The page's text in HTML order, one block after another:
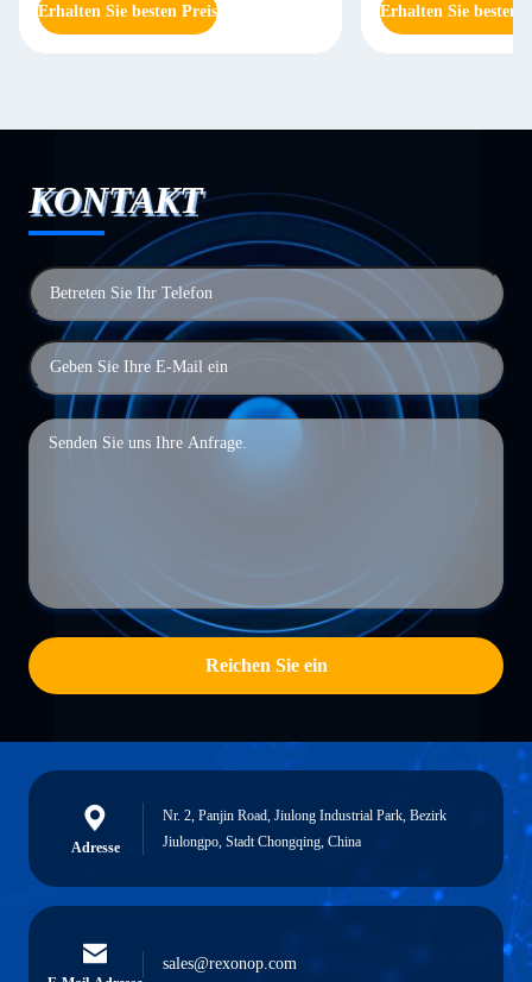
Erhalten Sie besten Preis
Erhalten Sie besten
KONTAKT
Reichen Sie ein
Adresse
Nr. 2, Panjin Road, Jiulong Industrial Park, Bezirk
Jiulongpo, Stadt Chongqing, China
sales@rexonop.com